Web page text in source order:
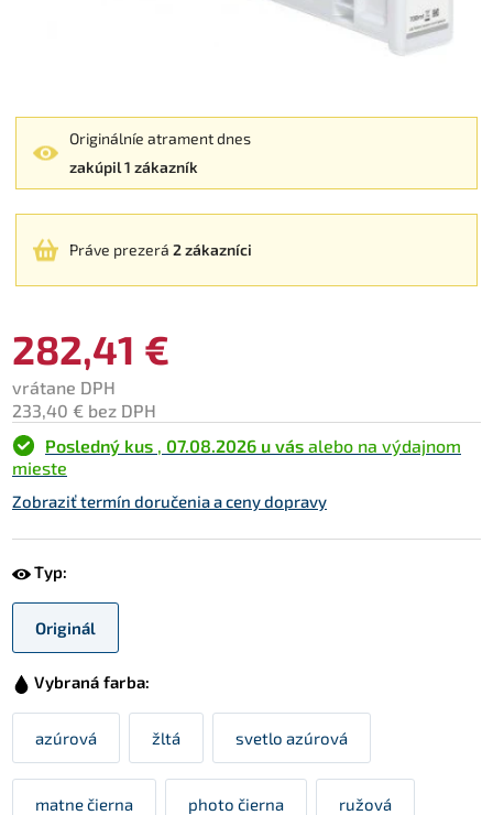
Originálníe atrament dnes
zakúpil 1 zákazník
Práve prezerá 2 zákazníci
282,41 €
vrátane DPH
233,40 € bez DPH
Posledný kus , 07.08.2026 u vás alebo na výdajnom
mieste
Zobraziť termín doručenia a ceny dopravy
Typ:
Originál
Vybraná farba:
azúrová žltá svetlo azúrová
matne čierna photo čierna ružová